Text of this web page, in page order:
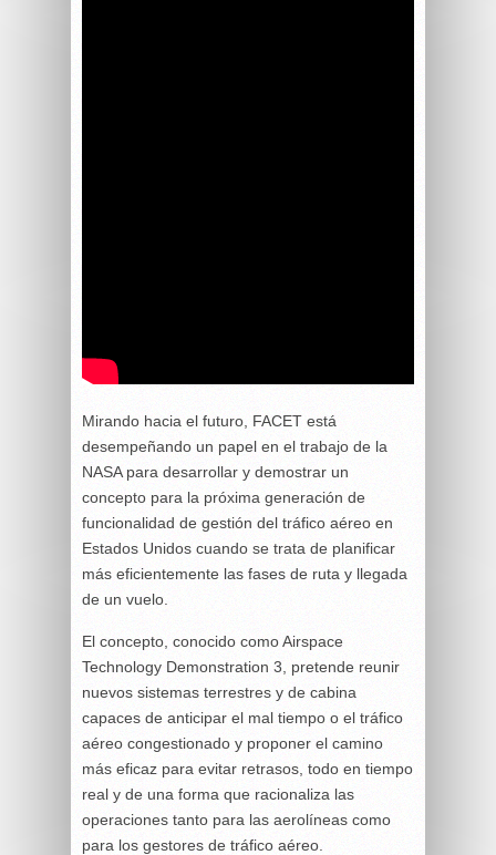
Mirando hacia el futuro, FACET está
desempeñando un papel en el trabajo de la
NASA para desarrollar y demostrar un
concepto para la próxima generación de
funcionalidad de gestión del tráfico aéreo en
Estados Unidos cuando se trata de planificar
más eficientemente las fases de ruta y llegada
de un vuelo.
El concepto, conocido como Airspace
Technology Demonstration 3, pretende reunir
nuevos sistemas terrestres y de cabina
capaces de anticipar el mal tiempo o el tráfico
aéreo congestionado y proponer el camino
más eficaz para evitar retrasos, todo en tiempo
real y de una forma que racionaliza las
operaciones tanto para las aerolíneas como
para los gestores de tráfico aéreo.